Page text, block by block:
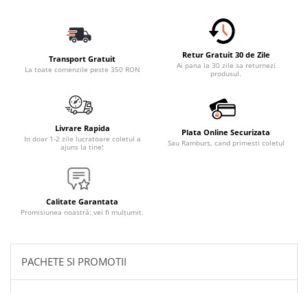
Incarcatoare Auto
Accesorii pentru Roti si Anvelope
Husa Anvelope
Organizatoare Auto
Iluminat Auto
Semnalizari
Accesorii LED
Piese Caroserie
Transport Gratuit
La toate comenzile peste 350 RON
Retur Gratuit 30 de Zile
Ai pana la 30 zile sa returnezi
produsul.
Livrare Rapida
In doar 1-2 zile lucratoare coletul a
ajuns la tine!
Plata Online Securizata
Sau Ramburs, cand primesti coletul
Calitate Garantata
Promisiunea noastră: vei fi mulțumit.
PACHETE SI PROMOTII